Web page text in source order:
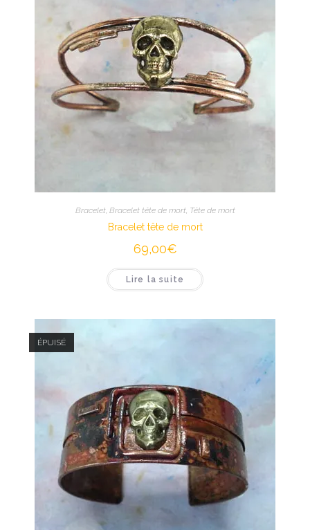
Bracelet, Bracelet tête de mort, Tête de mort
Bracelet tête de mort
69,00€
Lire la suite
ÉPUISÉ